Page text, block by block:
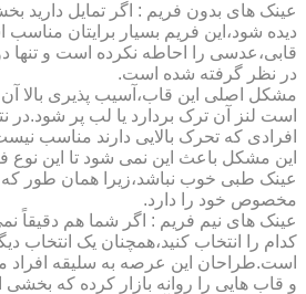
عینک های بدون فریم : اگر تمایل
دیده شود،این فریم بسیار برایتان
قابی،عدسی را احاطه نکرده است و تنها
در نظر گرفته شده است.
مشکل اصلی این قاب،آسیب پذیری بالا
است لنز آن ترک بردارد یا لب پر شود.در
افرادی که تحرک بالایی دارند مناسب
این مشکل باعث این نمی شود تا این نوع
عینک طبی خوب نباشد،زیرا همان طور که
مخصوص خود را دارد.
عینک های نیم فریم : اگر شما هم دقیقاً نمی
کدام را انتخاب کنید،همچنان یک انتخاب
است.طراحان این عرصه به سلیقه افراد
و قاب هایی را روانه بازار کرده که